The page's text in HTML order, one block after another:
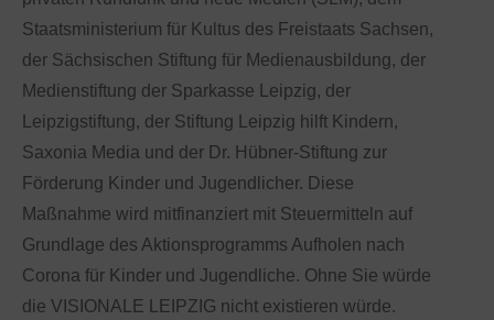
Staatsministerium für Kultus des Freistaats Sachsen,
der Sächsischen Stiftung für Medienausbildung, der
Medienstiftung der Sparkasse Leipzig, der
Leipzigstiftung, der Stiftung Leipzig hilft Kindern,
Saxonia Media und der Dr. Hübner-Stiftung zur
Förderung Kinder und Jugendlicher. Diese
Maßnahme wird mitfinanziert mit Steuermitteln auf
Grundlage des Aktionsprogramms Aufholen nach
Corona für Kinder und Jugendliche. Ohne Sie würde
die VISIONALE LEIPZIG nicht existieren würde.